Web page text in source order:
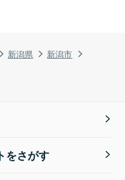
新潟県
新潟市
をさがす